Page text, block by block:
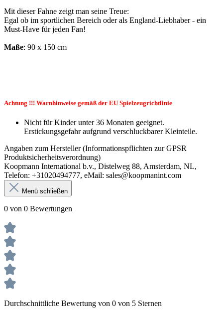
Mit dieser Fahne zeigt man seine Treue:
Egal ob im sportlichen Bereich oder als England-Liebhaber - ein
Must-Have für jeden Fan!
Maße: 90 x 150 cm
Achtung !!! Warnhinweise gemäß der EU Spielzeugrichtlinie
Nicht für Kinder unter 36 Monaten geeignet.
Erstickungsgefahr aufgrund verschluckbarer Kleinteile.
Angaben zum Hersteller (Informationspflichten zur GPSR
Produktsicherheitsverordnung)
Koopmann International b.v., Distelweg 88, Amsterdam, NL,
Telefon: +31020494777, eMail: sales@koopmanint.com
Menü schließen
0 von 0 Bewertungen
Durchschnittliche Bewertung von 0 von 5 Sternen